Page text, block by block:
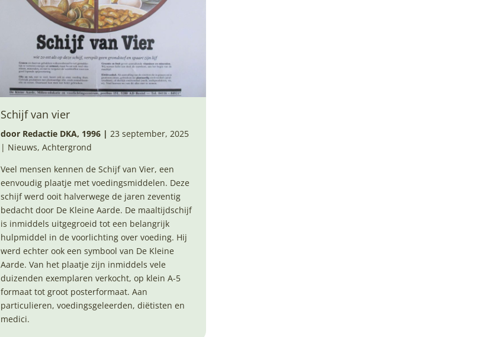
Schijf van vier
door Redactie DKA, 1996 | 23 september, 2025
| Nieuws, Achtergrond
Veel mensen kennen de Schijf van Vier, een
eenvoudig plaatje met voedingsmiddelen. Deze
schijf werd ooit halverwege de jaren zeventig
bedacht door De Kleine Aarde. De maaltijdschijf
is inmiddels uitgegroeid tot een belangrijk
hulpmiddel in de voorlichting over voeding. Hij
werd echter ook een symbool van De Kleine
Aarde. Van het plaatje zijn inmiddels vele
duizenden exemplaren verkocht, op klein A-5
formaat tot groot posterformaat. Aan
particulieren, voedingsgeleerden, diëtisten en
medici.